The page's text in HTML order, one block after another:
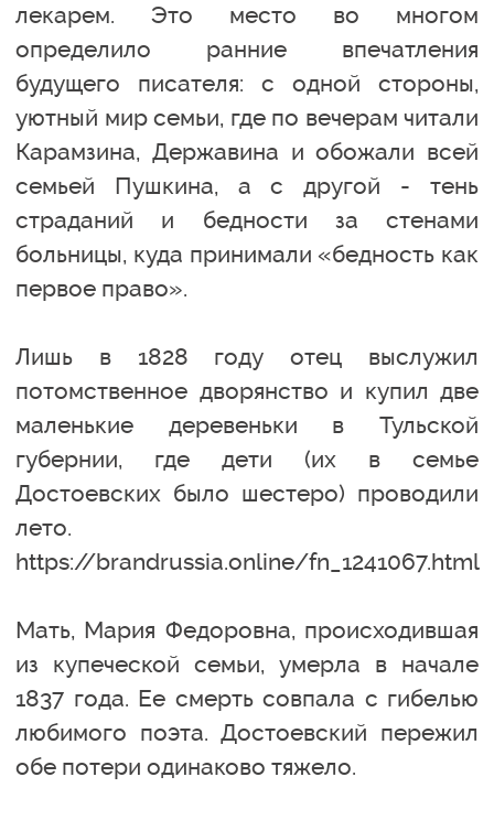
лекарем. Это место во многом
определило ранние впечатления
будущего писателя: с одной стороны,
уютный мир семьи, где по вечерам читали
Карамзина, Державина и обожали всей
семьей Пушкина, а с другой - тень
страданий и бедности за стенами
больницы, куда принимали «бедность как
первое право».
Лишь в 1828 году отец выслужил
потомственное дворянство и купил две
маленькие деревеньки в Тульской
губернии, где дети (их в семье
Достоевских было шестеро) проводили
лето.
https://brandrussia.online/fn_1241067.html
Мать, Мария Федоровна, происходившая
из купеческой семьи, умерла в начале
1837 года. Ее смерть совпала с гибелью
любимого поэта. Достоевский пережил
обе потери одинаково тяжело.